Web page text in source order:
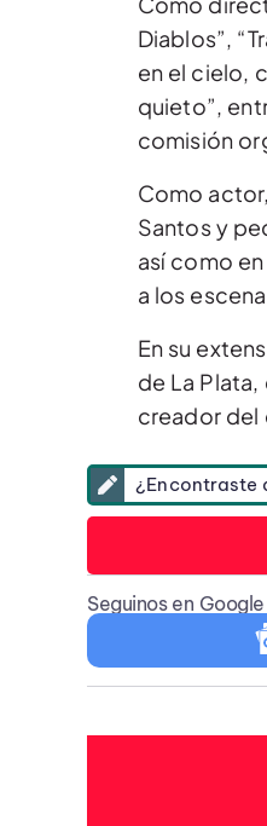
Diablos”,
en el cielo,
quieto”,
comisión
Como
Santos y
así como en
a los
En su
de La
creador del
¿Encontraste
Seguinos en